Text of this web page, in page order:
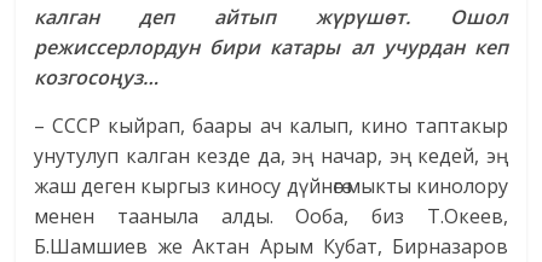
калган деп айтып жүрүшөт. Ошол
режиссерлордун бири катары ал учурдан кеп
козгосоңуз…
– СССР кыйрап, баары ач калып, кино таптакыр
унутулуп калган кезде да, эң начар, эң кедей, эң
жаш деген кыргыз киносу дүйнөгө мыкты кинолору
менен тааныла алды. Ооба, биз Т.Океев,
Б.Шамшиев же Актан Арым Кубат, Бирназаров